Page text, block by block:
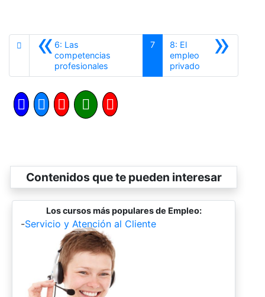
«6: Las
competencias
profesionales
7 »
8: El
empleo
privado
Contenidos que te pueden interesar
Los cursos más populares de Empleo:
-Servicio y Atención al Cliente